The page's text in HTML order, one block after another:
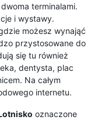
terminalami.
i wystawy.
możesz wynająć
przystosowane do
się tu również
dentysta, plac
Na całym
internetu.
oznaczone